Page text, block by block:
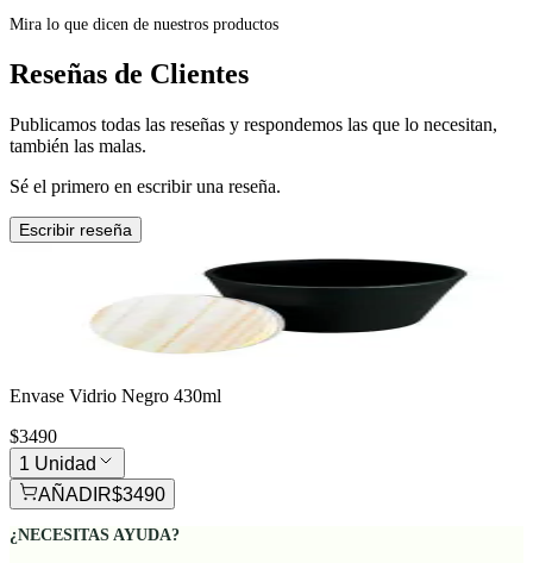
Mira lo que dicen de nuestros productos
Reseñas de Clientes
Publicamos todas las reseñas y respondemos las que lo necesitan,
también las malas.
Sé el primero en escribir una reseña.
Escribir reseña
Envase Vidrio Negro 430ml
$3490
1 Unidad
AÑADIR$3490
¿NECESITAS AYUDA?